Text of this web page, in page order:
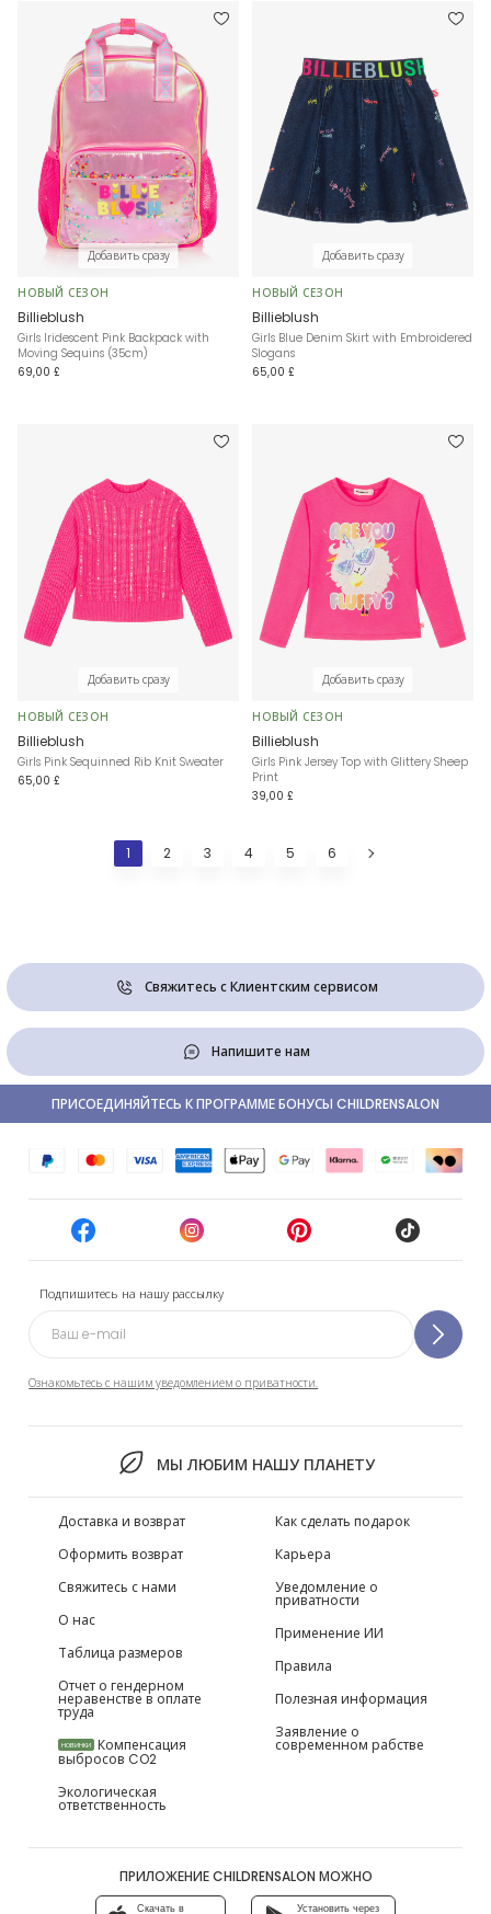
Добавить сразу
НОВЫЙ СЕЗОН
Billieblush
Girls Iridescent Pink Backpack with
Moving Sequins (35cm)
69,00 £
Добавить сразу
НОВЫЙ СЕЗОН
Billieblush
Girls Blue Denim Skirt with Embroidered
Slogans
65,00 £
Добавить сразу
НОВЫЙ СЕЗОН
Billieblush
Girls Pink Sequinned Rib Knit Sweater
65,00 £
Добавить сразу
НОВЫЙ СЕЗОН
Billieblush
Girls Pink Jersey Top with Glittery Sheep
Print
39,00 £
1 2 3 4 5 6
Свяжитесь с Клиентским сервисом
Напишите нам
Подпишитесь на нашу рассылку
Ознакомьтесь с нашим уведомлением о приватности.
МЫ ЛЮБИМ НАШУ ПЛАНЕТУ
ПРИСОЕДИНЯЙТЕСЬ К ПРОГРАММЕ БОНУСЫ CHILDRENSALON
Доставка и возврат
Оформить возврат
Свяжитесь с нами
О нас
Таблица размеров
Отчет о гендерном
неравенстве в оплате
труда
НОВИНКИ Компенсация
выбросов CO2
Экологическая
ответственность
Как сделать подарок
Карьера
Уведомление о
приватности
Применение ИИ
Правила
Полезная информация
Заявление о
современном рабстве
ПРИЛОЖЕНИЕ CHILDRENSALON МОЖНО
Скачать в Установить через